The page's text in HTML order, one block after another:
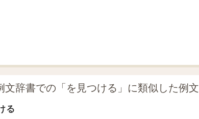
文辞書での「を見つける」に類似した例文
る